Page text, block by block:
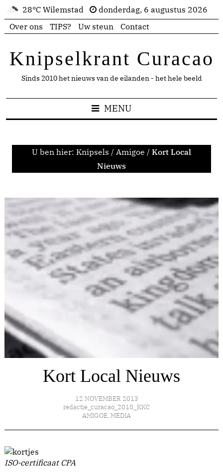
28°C Wilemstad
donderdag, 6 augustus 2026
Over ons
TIPS? Uw steun Contact
Knipselkrant Curacao
Sinds 2010 het nieuws van de eilanden - het hele beeld
MENU
U ben hier: Knipsels / Amigoe / Kort Local
Nieuws
Kort Local Nieuws
12 NOVEMBER 2013
redactie_curacao_2010_KKC
AMIGOE, MEDIA
ISO-certificaat CPA